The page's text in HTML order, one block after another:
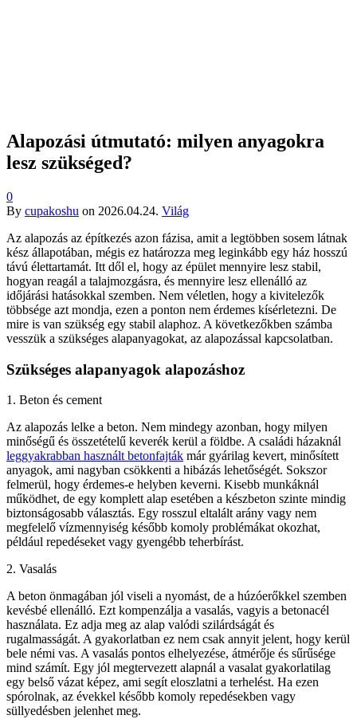
Alapozási útmutató: milyen anyagokra
lesz szükséged?
0
By cupakoshu on 2026.04.24. Világ
Az alapozás az építkezés azon fázisa, amit a legtöbben sosem látnak
kész állapotában, mégis ez határozza meg leginkább egy ház hosszú
távú élettartamát. Itt dől el, hogy az épület mennyire lesz stabil,
hogyan reagál a talajmozgásra, és mennyire lesz ellenálló az
időjárási hatásokkal szemben. Nem véletlen, hogy a kivitelezők
többsége azt mondja, ezen a ponton nem érdemes kísérletezni. De
mire is van szükség egy stabil alaphoz. A következőkben számba
vesszük a szükséges alapanyagokat, az alapozással kapcsolatban.
Szükséges alapanyagok alapozáshoz
1. Beton és cement
Az alapozás lelke a beton. Nem mindegy azonban, hogy milyen
minőségű és összetételű keverék kerül a földbe. A családi házaknál
leggyakrabban használt betonfajták már gyárilag kevert, minősített
anyagok, ami nagyban csökkenti a hibázás lehetőségét. Sokszor
felmerül, hogy érdemes-e helyben keverni. Kisebb munkáknál
működhet, de egy komplett alap esetében a készbeton szinte mindig
biztonságosabb választás. Egy rosszul eltalált arány vagy nem
megfelelő vízmennyiség később komoly problémákat okozhat,
például repedéseket vagy gyengébb teherbírást.
2. Vasalás
A beton önmagában jól viseli a nyomást, de a húzóerőkkel szemben
kevésbé ellenálló. Ezt kompenzálja a vasalás, vagyis a betonacél
használata. Ez adja meg az alap valódi szilárdságát és
rugalmasságát. A gyakorlatban ez nem csak annyit jelent, hogy kerül
bele némi vas. A vasalás pontos elhelyezése, átmérője és sűrűsége
mind számít. Egy jól megtervezett alapnál a vasalat gyakorlatilag
egy belső vázat képez, ami segít eloszlatni a terhelést. Ha ezen
spórolnak, az évekkel később komoly repedésekben vagy
süllyedésben jelenhet meg.